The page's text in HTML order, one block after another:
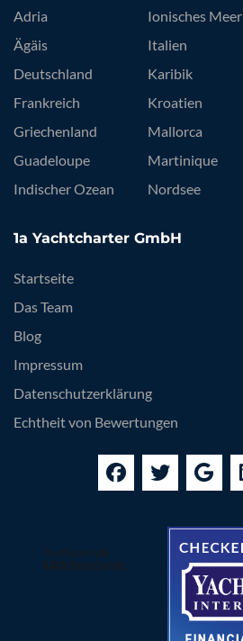
Adria
Ägäis
Deutschland
Frankreich
Griechenland
Guadeloupe
Indischer Ozean
Ionisches Meer
Italien
Karibik
Kroatien
Mallorca
Martinique
Nordsee
1a Yachtcharter GmbH
Startseite
Das Team
Blog
Impressum
Datenschutzerklärung
Echtheit von Bewertungen